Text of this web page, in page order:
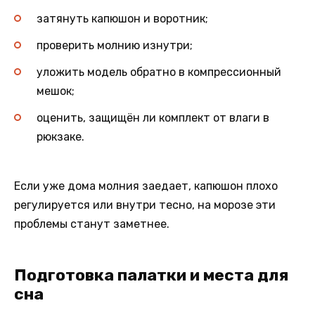
затянуть капюшон и воротник;
проверить молнию изнутри;
уложить модель обратно в компрессионный
мешок;
оценить, защищён ли комплект от влаги в
рюкзаке.
Если уже дома молния заедает, капюшон плохо
регулируется или внутри тесно, на морозе эти
проблемы станут заметнее.
Подготовка палатки и места для
сна